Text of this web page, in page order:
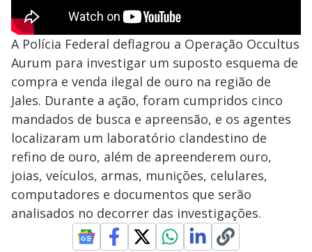
A Polícia Federal deflagrou a Operação Occultus
Aurum para investigar um suposto esquema de
compra e venda ilegal de ouro na região de
Jales. Durante a ação, foram cumpridos cinco
mandados de busca e apreensão, e os agentes
localizaram um laboratório clandestino de
refino de ouro, além de apreenderem ouro,
joias, veículos, armas, munições, celulares,
computadores e documentos que serão
analisados no decorrer das investigações.